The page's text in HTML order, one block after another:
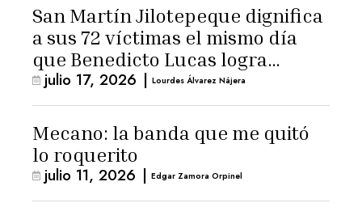
San Martín Jilotepeque dignifica
a sus 72 víctimas el mismo día
que Benedicto Lucas logra
arresto domiciliario
julio 17, 2026 | Lourdes Álvarez Nájera
Mecano: la banda que me quitó
lo roquerito
julio 11, 2026 | Edgar Zamora Orpinel